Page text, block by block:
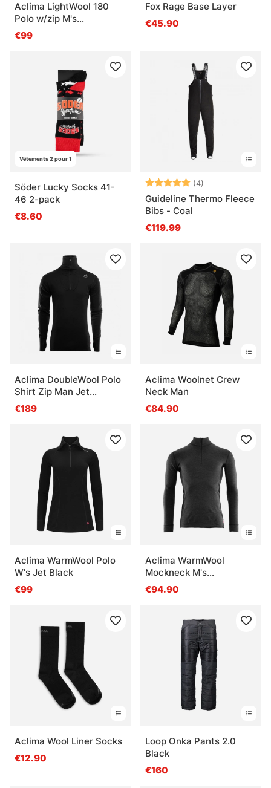
Aclima LightWool 180
Polo w/zip M's
Tarmac/Marengo
€99
Fox Rage Base Layer
€45.90
Vêtements 2 pour 1
Söder Lucky Socks 41-
46 2-pack
€8.60
Note: (4)
Guideline Thermo Fleece
Bibs - Coal
€119.99
Aclima DoubleWool Polo
Shirt Zip Man Jet
Black/Marengo
€189
Aclima Woolnet Crew
Neck Man
€84.90
Aclima WarmWool Polo
W's Jet Black
€99
Aclima WarmWool
Mockneck M's
Marengo/Jet Black
€94.90
Aclima Wool Liner Socks
€12.90
Loop Onka Pants 2.0
Black
€160